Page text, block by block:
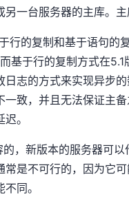
一台服务器的主库。
行的复制和基于语句的
基于行的复制方式在
日志的方式来实现异步
致，并且无法保证主
。
，新版本的服务器可
是不可行的，因为它
同。